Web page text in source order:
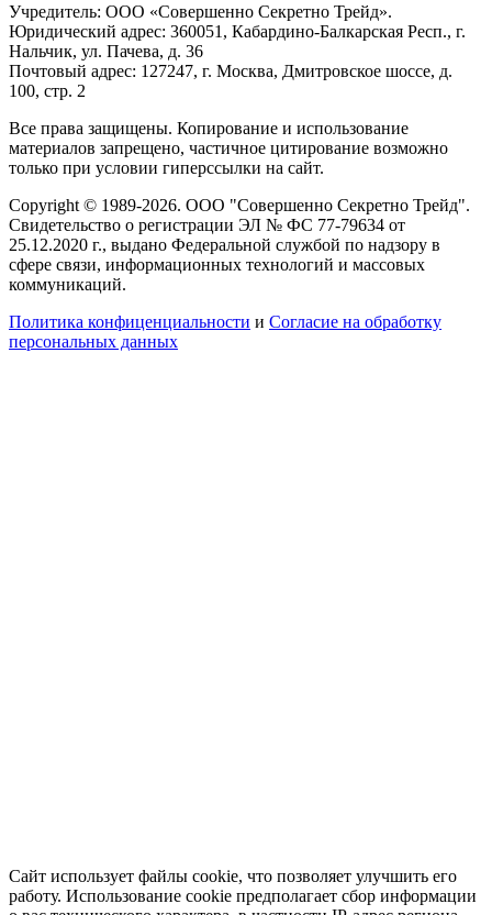
Учредитель: ООО «Совершенно Секретно Трейд».
Юридический адрес: 360051, Кабардино-Балкарская Респ., г.
Нальчик, ул. Пачева, д. 36
Почтовый адрес: 127247, г. Москва, Дмитровское шоссе, д.
100, стр. 2
Все права защищены. Копирование и использование
материалов запрещено, частичное цитирование возможно
только при условии гиперссылки на сайт.
Copyright © 1989-2026. ООО "Совершенно Секретно Трейд".
Свидетельство о регистрации ЭЛ № ФС 77-79634 от
25.12.2020 г., выдано Федеральной службой по надзору в
сфере связи, информационных технологий и массовых
коммуникаций.
Политика конфиценциальности и Согласие на обработку
персональных данных
Сайт использует файлы cookie, что позволяет улучшить его
работу. Использование cookie предполагает сбор информации